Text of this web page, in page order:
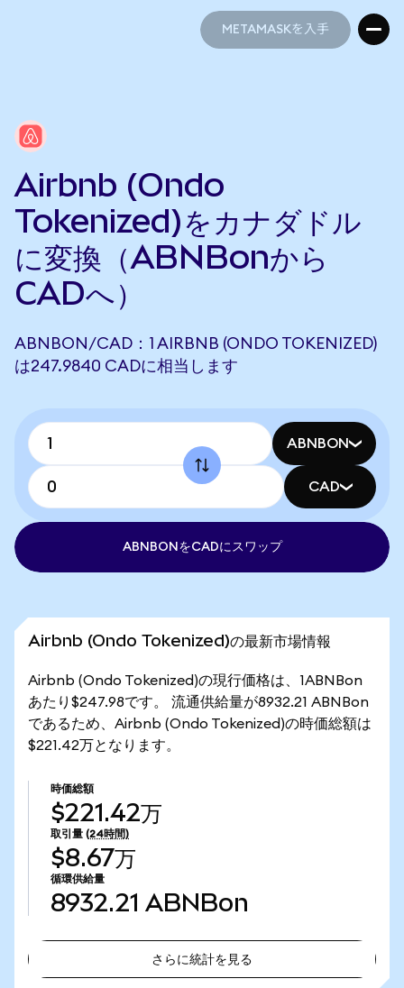
METAMASKを入手
Airbnb (Ondo
Tokenized)をカナダドル
に変換（ABNBonから
CADへ）
ABNBON/CAD：1 AIRBNB (ONDO TOKENIZED)
は247.9840 CADに相当します
ABNBON
CAD
ABNBONをCADにスワップ
Airbnb (Ondo Tokenized)の最新市場情報
Airbnb (Ondo Tokenized)の現行価格は、1ABNBon
あたり$247.98です。 流通供給量が8932.21 ABNBon
であるため、Airbnb (Ondo Tokenized)の時価総額は
$221.42万となります。
時価総額
$221.42万
取引量 (24時間)
$8.67万
循環供給量
8932.21 ABNBon
さらに統計を見る